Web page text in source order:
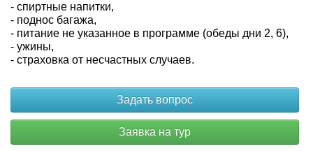
- спиртные напитки,
- поднос багажа,
- питание не указанное в программе (обеды дни 2, 6),
- ужины,
- страховка от несчастных случаев.